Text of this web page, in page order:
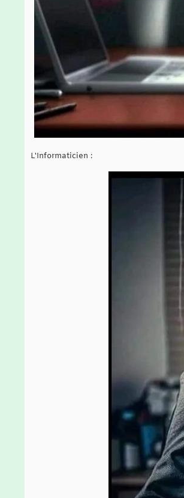
L'Informaticien :